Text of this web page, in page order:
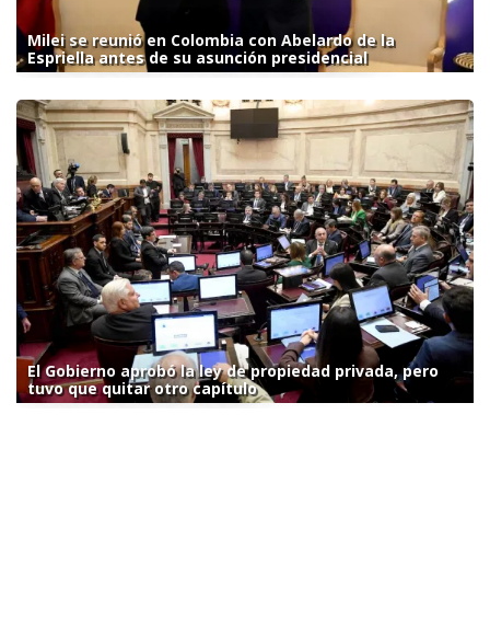
Milei se reunió en Colombia con Abelardo de la
Espriella antes de su asunción presidencial
El Gobierno aprobó la ley de propiedad privada, pero
tuvo que quitar otro capítulo